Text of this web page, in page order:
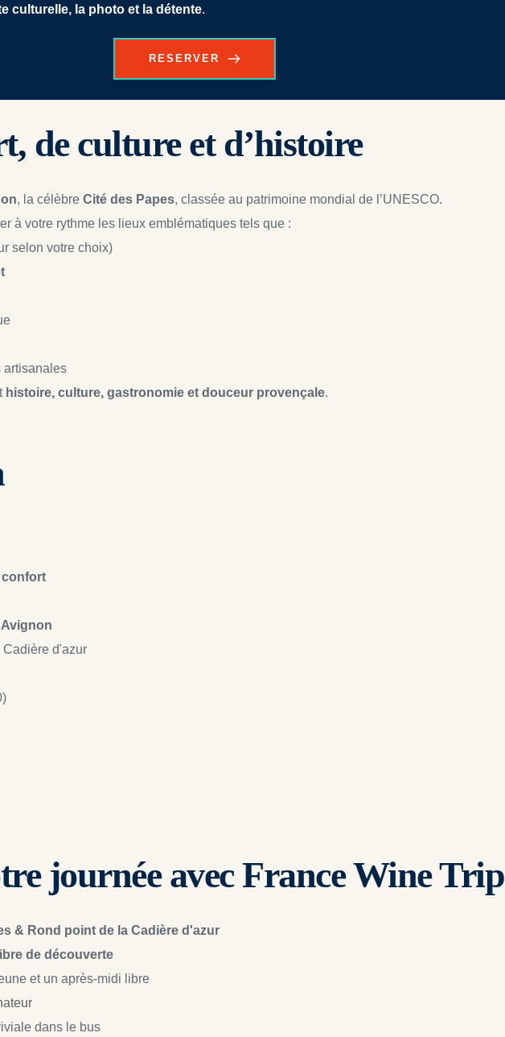
culturelle, la photo et la détente.
RESERVER
de culture et d’histoire
, la célèbre Cité des Papes, classée au patrimoine mondial de l’UNESCO.
à votre rythme les lieux emblématiques tels que :
selon votre choix)
artisanales
histoire, culture, gastronomie et douceur provençale.
confort
Cadière d'azur
journée avec France Wine Trip
& Rond point de la Cadière d'azur
de découverte
et un après-midi libre
dans le bus